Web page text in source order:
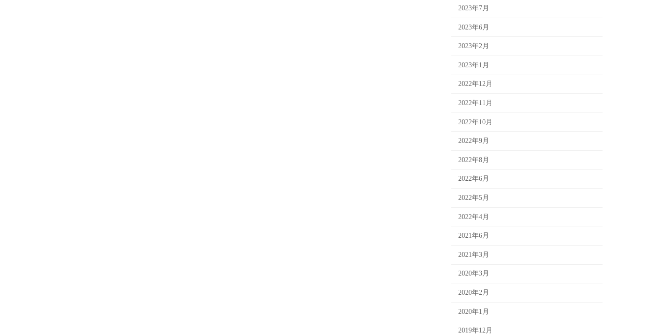
2023年7月
2023年6月
2023年2月
2023年1月
2022年12月
2022年11月
2022年10月
2022年9月
2022年8月
2022年6月
2022年5月
2022年4月
2021年6月
2021年3月
2020年3月
2020年2月
2020年1月
2019年12月